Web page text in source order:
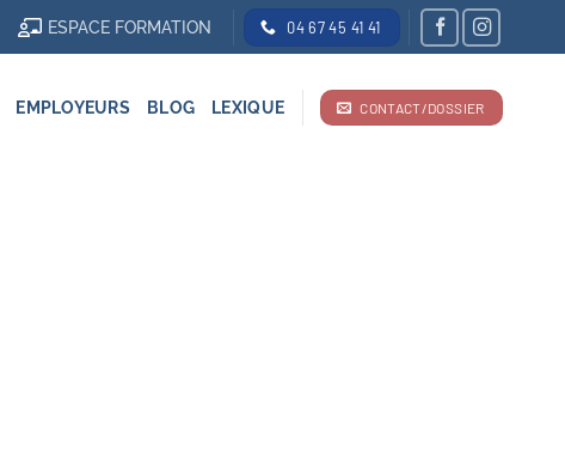
ESPACE FORMATION 04 67 45 41 41
EMPLOYEURS BLOG LEXIQUE CONTACT/DOSSIER